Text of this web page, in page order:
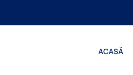
ACASĂ